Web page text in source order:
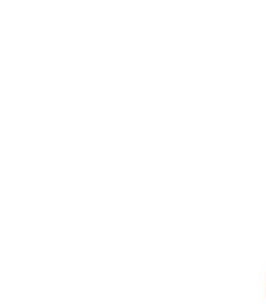
El incendio de Niebla mantiene
personas que siguen con